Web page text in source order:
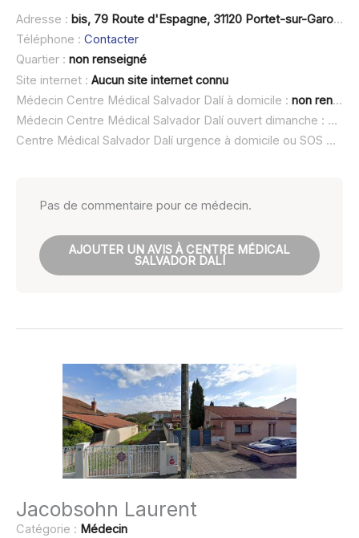
Adresse : bis, 79 Route d'Espagne, 31120 Portet-sur-Garonne
Téléphone : Contacter
Quartier : non renseigné
Site internet : Aucun site internet connu
Médecin Centre Médical Salvador Dalí à domicile : non renseigné
Médecin Centre Médical Salvador Dalí ouvert dimanche :
non
Centre Médical Salvador Dalí urgence à domicile ou SOS médecin :
Pas de commentaire pour ce médecin.
AJOUTER UN AVIS À CENTRE MÉDICAL
SALVADOR DALÍ
Jacobsohn Laurent
Catégorie : Médecin